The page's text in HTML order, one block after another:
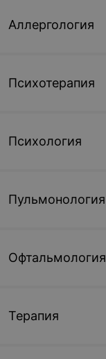
Аллергология
Психотерапия
Психология
Пульмонология
Офтальмология
Терапия